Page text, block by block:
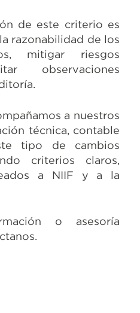
de este criterio es
razonabilidad de los
mitigar riesgos
observaciones
a nuestros
técnica, contable
tipo de cambios
criterios claros,
a NIIF y a la
o asesoría